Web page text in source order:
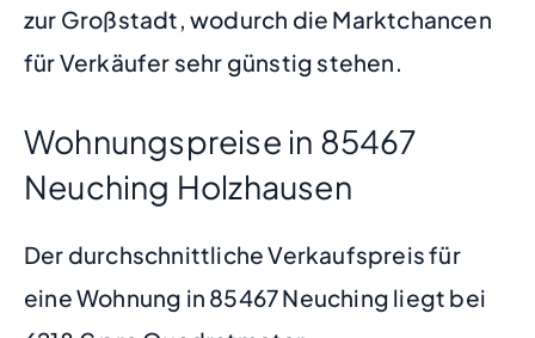
zur Großstadt, wodurch die Marktchancen
für Verkäufer sehr günstig stehen.
Wohnungspreise in 85467
Neuching Holzhausen
Der durchschnittliche Verkaufspreis für
eine Wohnung in 85467 Neuching liegt bei